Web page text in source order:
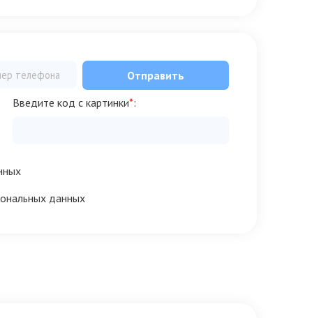
Отправить
Введите код с картинки*:
данных